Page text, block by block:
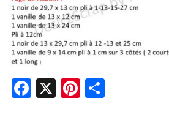
Facebook
X Pinterest